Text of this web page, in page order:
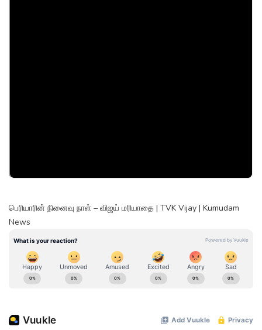
பெரியாரின் நினைவு நாள் – விஜய் மரியாதை | TVK Vijay | Kumudam
News